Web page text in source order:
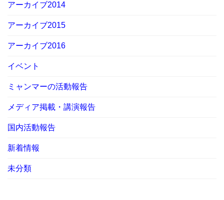
アーカイブ2014
アーカイブ2015
アーカイブ2016
イベント
ミャンマーの活動報告
メディア掲載・講演報告
国内活動報告
新着情報
未分類